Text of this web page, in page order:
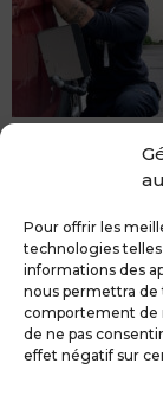
Pour offrir les
technologies
informations des
nous permettra de
comportement de
de ne pas
effet négatif sur
peinture, sans
du débosselage
MDCS